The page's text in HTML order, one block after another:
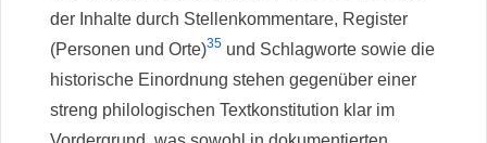
der Inhalte durch Stellenkommentare, Register
(Personen und Orte)35 und Schlagworte sowie die
historische Einordnung stehen gegenüber einer
streng philologischen Textkonstitution klar im